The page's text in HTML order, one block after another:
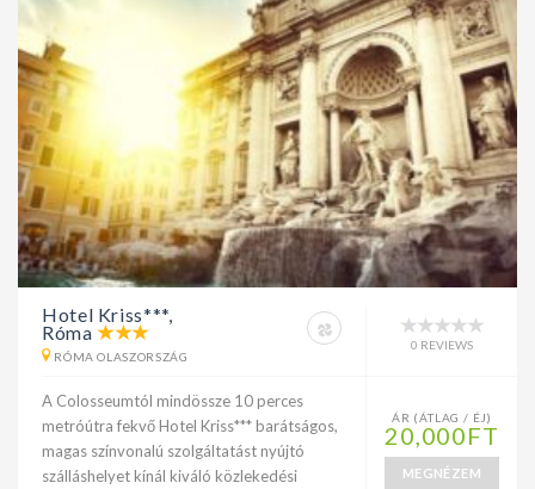
Hotel Kriss***,
Róma
RÓMA OLASZORSZÁG
0 REVIEWS
A Colosseumtól mindössze 10 perces
metróútra fekvő Hotel Kriss*** barátságos,
magas színvonalú szolgáltatást nyújtó
szálláshelyet kínál kiváló közlekedési
ÁR (ÁTLAG / ÉJ)
20,000FT
MEGNÉZEM